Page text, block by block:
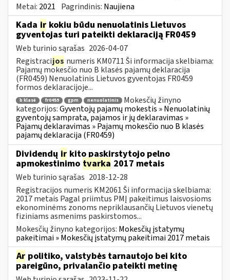
Metai: 2021 Pagrindinis: Naujiena
Kada ir kokiu būdu nenuolatinis Lietuvos
gyventojas turi pateikti deklaraciją FR0459
Web turinio sąrašas 2026-04-07
Registracijos numeris KM0711 Ši informacija skelbiama:
Pajamų mokesčio nuo B klasės pajamų deklaracija
(FR0459) Nenuolatinis Lietuvos gyventojas FR0459
formos deklaracijoje...
b klasė fr0459 gpm nenuolatinis
Mokesčių žinyno
kategorijos:Gyventojų pajamų mokestis » Nenuolatinių
gyventojų samprata, pajamos ir jų deklaravimas »
Pajamų deklaravimas » Pajamų mokesčio nuo B klasės
pajamų deklaracija (FR0459)
Dividendų ir kito paskirstytojo pelno
apmokestinimo tvarka 2017 metais
Web turinio sąrašas 2018-12-28
Registracijos numeris KM2061 Ši informacija skelbiama:
2017 metais Pagal priimtus PMĮ pakeitimus laisvosioms
ekonominėms zonoms nepriklausančių Lietuvos vienetų
fiziniams asmenims paskirstomos...
Mokesčių žinyno kategorijos: Mokesčių įstatymų
pakeitimai » Mokesčių įstatymų pakeitimai 2017 metais
Ar politiko, valstybės tarnautojo bei kito
pareigūno, privalančio pateikti metinę